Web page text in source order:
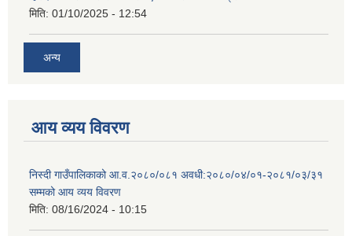
मिति: 01/10/2025 - 12:54
अन्य
आय व्यय विवरण
निस्दी गाउँपालिकाको आ.व.२०८०/०८१ अवधी:२०८०/०४/०१-२०८१/०३/३१
सम्मको आय व्यय विवरण
मिति: 08/16/2024 - 10:15